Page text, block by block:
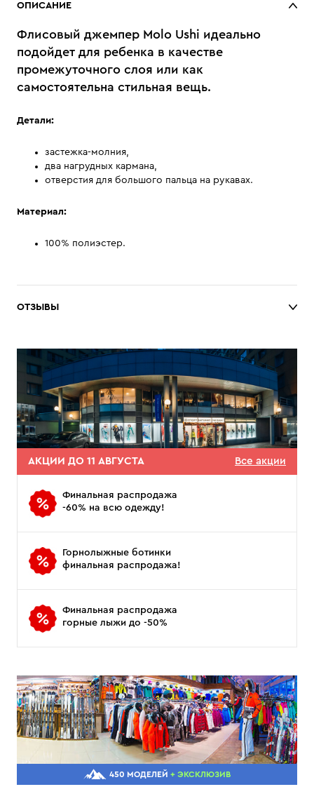
ОПИСАНИЕ
Флисовый джемпер Molo Ushi идеально
подойдет для ребенка в качестве
промежуточного слоя или как
самостоятельна стильная вещь.
Детали:
застежка-молния,
два нагрудных кармана,
отверстия для большого пальца на рукавах.
Материал:
100% полиэстер.
ОТЗЫВЫ
АКЦИИ ДО 11 АВГУСТА Все акции
Финальная распродажа
-60% на всю одежду!
Горнолыжные ботинки
финальная распродажа!
Финальная распродажа
горные лыжи до -50%
450 МОДЕЛЕЙ + ЭКСКЛЮЗИВ